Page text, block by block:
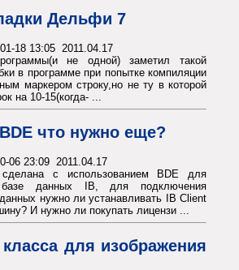
Дельфи 7
18 13:05 2011.04.17
не одной) заметил такой
в программе при попытке компиляции
маркером строку,но не ту в которой
на 10-15(когда- ...
что нужно еще?
06 23:09 2011.04.17
с использованием BDE для
данных IB, для подключения
нужно ли устанавливать IB Client
И нужно ли покупать лицензи ...
класса для изображения